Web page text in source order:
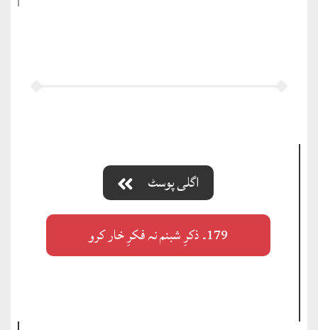
اگلی پوسٹ
179۔ ذکرِ شبنم نہ فکرِ خار کرو